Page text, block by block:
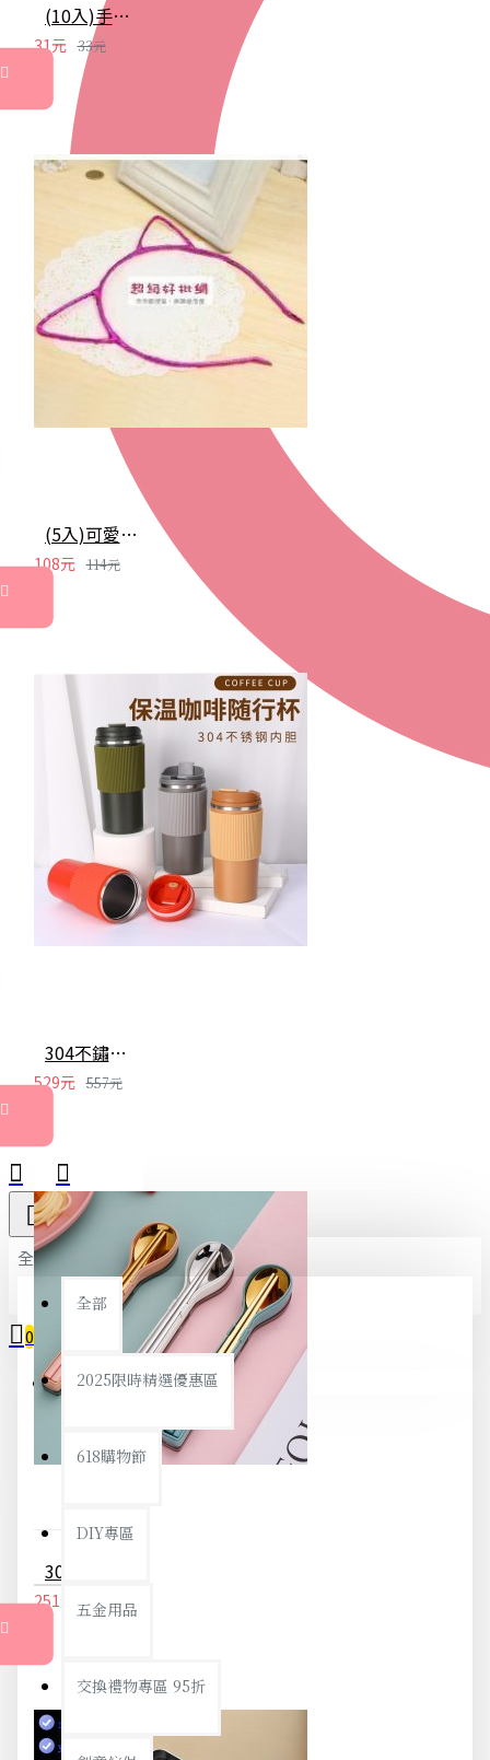
全部
全部
2025限時精選優惠區
618購物節
DIY專區
五金用品
交換禮物專區 95折
0
您的購物車內沒有商品！
(10入)手繪卡通雙面卡套 會員卡 悠遊卡套 2卡位
31元 33元
(5入)可愛立體貓耳朵髮箍 髮圈 兒童 成人 創意變裝飾品 亮色頭箍
108元 114元
304不鏽鋼咖啡隨行杯 簡約保溫咖啡杯 時尚矽膠防滑保溫杯
529元 557元
251元 264元